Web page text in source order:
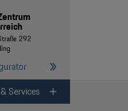
292
Services